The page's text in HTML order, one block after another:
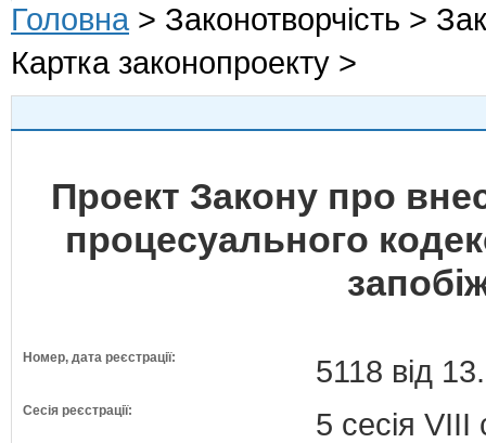
Головна > Законотворчість >
Картка законопроекту >
Проект Закону про
процесуального
Номер, дата реєстрації: 5118 від
Сесія реєстрації: 5 сесія VIII